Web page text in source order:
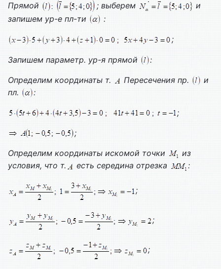
Прямой ; выберем
и
запишем ур-е пл-ти
:
;
Запишем параметр. ур-я прямой :
Определим координаты т. Пересечения пр.
и
пл.
:
;
;
Определим координаты искомой точки
из
условия, что т.
есть середина отрезка :
;
;
;